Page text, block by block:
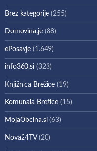
Brez kategorije (255)
Domovina.je (88)
ePosavje (1.649)
info360.si (323)
Knjižnica Brežice (19)
Komunala Brežice (15)
MojaObcina.si (63)
Nova24TV(20)